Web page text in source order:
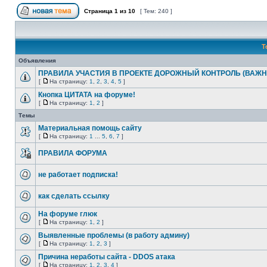
Страница 1 из 10 [ Тем: 240 ]
Объявления
ПРАВИЛА УЧАСТИЯ В ПРОЕКТЕ ДОРОЖНЫЙ КОНТРОЛЬ
[ На страницу: 1 2 3 4 5 ]
Кнопка ЦИТАТА на форуме!
[ На страницу: 1 2 ]
Темы
Материальная помощь сайту
[ На страницу: 1 5 6 7 ]
ПРАВИЛА ФОРУМА
не работает подписка!
как сделать ссылку
На форуме глюк
[ На страницу: 1 2 ]
Выявленные проблемы (в работу админу)
[ На страницу: 1 2 3 ]
Причина неработы сайта - DDOS атака
[ На страницу: 1 2 3 4 ]